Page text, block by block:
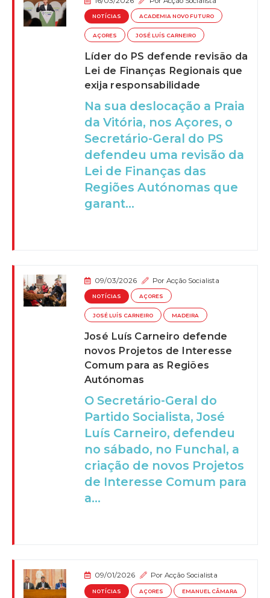
NOTÍCIAS ACADEMIA NOVO FUTURO
AÇORES JOSÉ LUÍS CARNEIRO
Líder do PS defende revisão da
Lei de Finanças Regionais que
exija responsabilidade
Na sua deslocação a Praia
da Vitória, nos Açores, o
Secretário-Geral do PS
defendeu uma revisão da
Lei de Finanças das
Regiões Autónomas que
garant...
09/03/2026 PorAcção Socialista
NOTÍCIAS AÇORES
JOSÉ LUÍS CARNEIRO MADEIRA
José Luís Carneiro defende
novos Projetos de Interesse
Comum para as Regiões
Autónomas
O Secretário-Geral do
Partido Socialista, José
Luís Carneiro, defendeu
no sábado, no Funchal, a
criação de novos Projetos
de Interesse Comum para
a...
09/01/2026 PorAcção Socialista
NOTÍCIAS AÇORES EMANUEL CÂMARA